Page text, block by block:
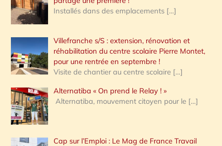
Installés dans des emplacements […]
Villefranche s/S : extension, rénovation et
réhabilitation du centre scolaire Pierre Montet,
pour une rentrée en septembre !
Visite de chantier au centre scolaire […]
Alternatiba « On prend le Relay ! »
Alternatiba, mouvement citoyen pour le […]
Cap sur l’Emploi : Le Mag de France Travail